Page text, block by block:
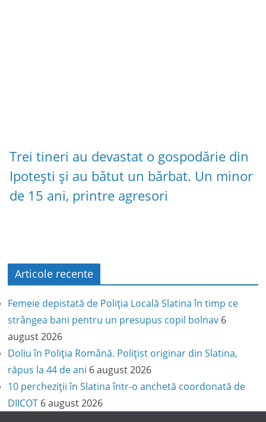
Trei tineri au devastat o gospodărie din
Ipotești și au bătut un bărbat. Un minor
de 15 ani, printre agresori
Articole recente
Femeie depistată de Poliția Locală Slatina în timp ce
strângea bani pentru un presupus copil bolnav 6
august 2026
Doliu în Poliția Română. Polițist originar din Slatina,
răpus la 44 de ani 6 august 2026
10 percheziții în Slatina într-o anchetă coordonată de
DIICOT 6 august 2026